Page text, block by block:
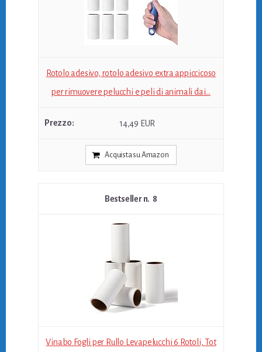
Rotolo adesivo, rotolo adesivo extra appiccicoso
per rimuovere pelucchi e peli di animali dai...
14,49 EUR
Acquista su Amazon
8
Vinabo Fogli per Rullo Levapelucchi 6 Rotoli, Tot